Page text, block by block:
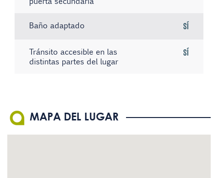
Baño adaptado Sí
Tránsito accesible en las
distintas partes del lugar
Sí
El personal conoce la
Lengua de Signos Española
MAPA DEL LUGAR